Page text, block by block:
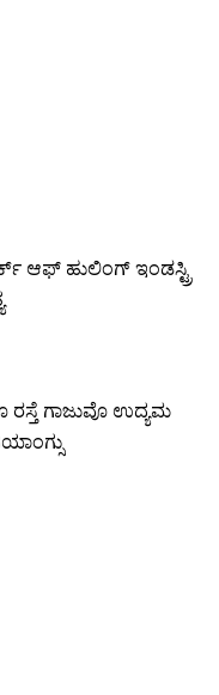
ಆಫ್ ಹುಲಿಂಗ್ ಇಂಡಸ್ಟ್ರಿ
ಗಾಜುವೊ ಉದ್ಯಮ